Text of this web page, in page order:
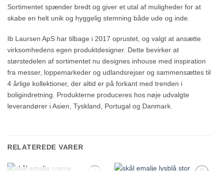
Sortimentet spænder bredt og giver et utal af muligheder for at
skabe en helt unik og hyggelig stemning både ude og inde.
Ib Laursen ApS har tilbage i 2017 oprustet, og valgt at ansætte
virksomhedens egen produktdesigner. Dette bevirker at
størstedelen af sortimentet nu designes inhouse med inspiration
fra messer, loppemarkeder og udlandsrejser og sammensættes til
4 årlige kollektioner, der altid er på forkant med trenden i
boligindretning. Produkterne produceres hos nøje udvalgte
leverandører i Asien, Tyskland, Portugal og Danmark.
RELATEREDE VARER